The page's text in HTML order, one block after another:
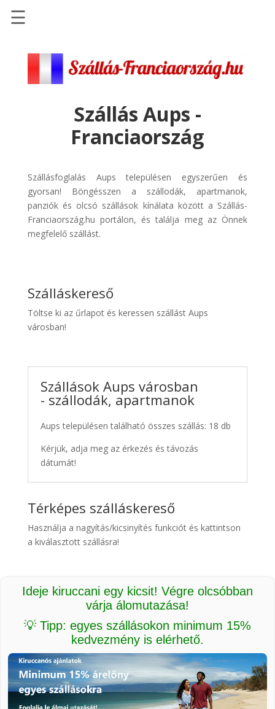
Szállások
Repülőjegy
pénzvisszatérítéssel
Discover
Cars
Transzfer
☰
Szállás Aups -
Franciaország
Szállásfoglalás Aups településen egyszerűen és
gyorsan! Böngésszen a szállodák, apartmanok,
panziók és olcsó szállások kínálata között a Szállás-
Franciaország.hu portálon, és találja meg az Önnek
megfelelő szállást.
Szálláskereső
Töltse ki az űrlapot és keressen szállást Aups
városban!
Szállások Aups városban
- szállodák, apartmanok
Aups településen található összes szállás: 18 db
Kérjük, adja meg az érkezés és távozás
dátumát!
Térképes szálláskereső
Használja a nagyítás/kicsinyítés funkciót és kattintson
a kiválasztott szállásra!
Ideje kiruccani egy kicsit! Végre olcsóbban
várja álomutazása!
💡 Tipp: egyes szállásokon minimum 15%
kedvezmény is elérhető.